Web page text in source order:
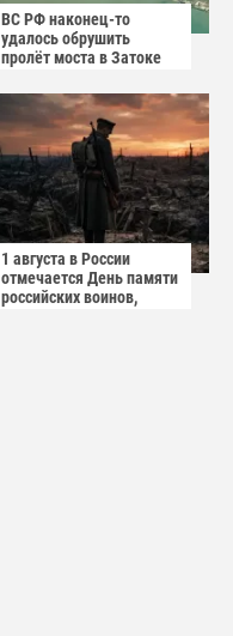
ВС РФ наконец-то
удалось обрушить
пролёт моста в Затоке
1 августа в России
отмечается День памяти
российских воинов,